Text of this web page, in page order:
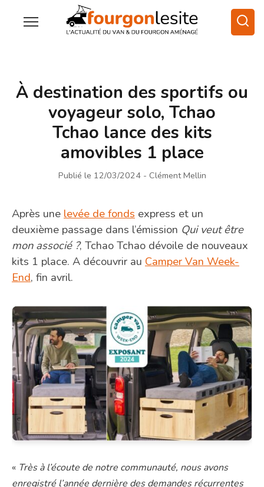
À destination des sportifs ou
voyageur solo, Tchao
Tchao lance des kits
amovibles 1 place
Publié le 12/03/2024 - Clément Mellin
Après une levée de fonds express et un
deuxième passage dans l’émission Qui veut être
mon associé ?, Tchao Tchao dévoile de nouveaux
kits 1 place. A découvrir au Camper Van Week-
End, fin avril.
« Très à l’écoute de notre communauté, nous avons
enregistré l’année dernière des demandes récurrentes